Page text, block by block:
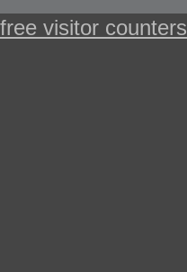
free visitor counters